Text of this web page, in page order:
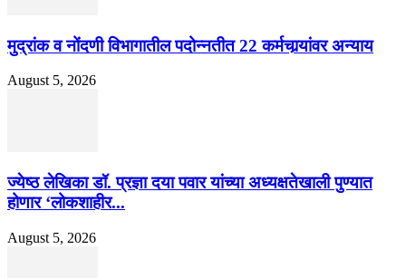
मुद्रांक व नोंदणी विभागातील पदोन्नतीत 22 कर्मचार्‍यांवर अन्याय
August 5, 2026
ज्येष्ठ लेखिका डॉ. प्रज्ञा दया पवार यांच्या अध्यक्षतेखाली पुण्यात
होणार ‘लोकशाहीर...
August 5, 2026